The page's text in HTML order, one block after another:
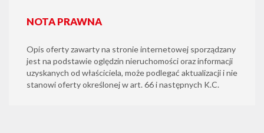
NOTA PRAWNA
Opis oferty zawarty na stronie internetowej sporządzany
jest na podstawie oględzin nieruchomości oraz informacji
uzyskanych od właściciela, może podlegać aktualizacji i nie
stanowi oferty określonej w art. 66 i następnych K.C.